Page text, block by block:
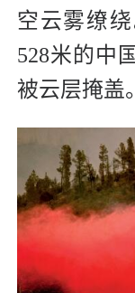
空云雾缭
528米的中
被云层掩盖。